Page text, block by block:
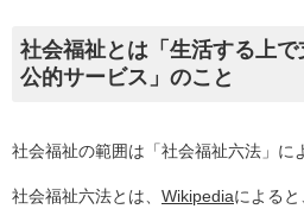
社会福祉とは「生活する上
公的サービス」のこと
社会福祉の範囲は「社会福祉六法」に
社会福祉六法とは、 Wikipediaによると